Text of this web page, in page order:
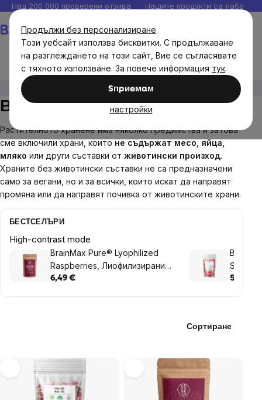
Продължи без персонализиране
Този уебсайт използва бисквитки. С продължаване
на разглеждането на този сайт, Вие се съгласявате
с тяхното използване. За повече информация тук.
Sпpиeмaм
настройки
Прескочи
към
съдържанието
Над 200 000 проверени отзива Нашите продукти са
Хранителни продукти Веган
Веган
Растителното хранене има няколко предимства и затова
сме включили храни, коитоне съдържат месо, яйца,
мляко или други съставки от животински произход.
Храните без животински съставки не са предназначени
само за вегани, но и за всички, които искат да направят
промяна или да направят почивка от животинските храни.
БЕСТСЕЛЪРИ
High-contrast mode
BrainMax Pure® Lyophilized
Raspberries, Лиофилизирани
малини, БИО, 45 гр
6,49 €
BrainMax
5,26 €
Сортиране